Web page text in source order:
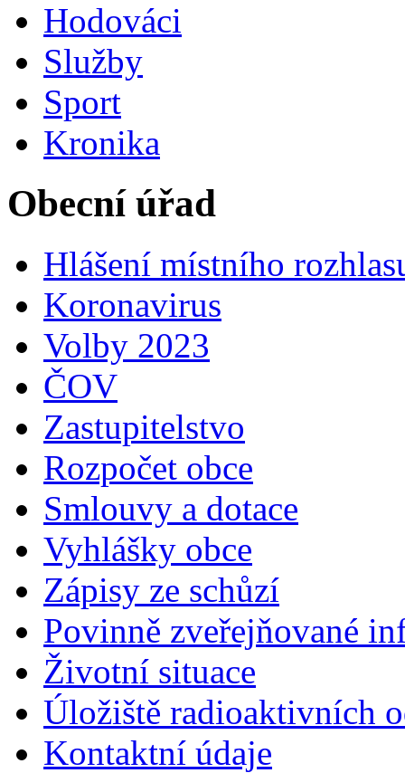
Hodováci
Služby
Sport
Kronika
Obecní úřad
Hlášení místního
Koronavirus
Volby 2023
ČOV
Zastupitelstvo
Rozpočet obce
Smlouvy a dotace
Vyhlášky obce
Zápisy ze schůzí
Povinně zveřejňované
Životní situace
Úložiště radioaktivních
Kontaktní údaje